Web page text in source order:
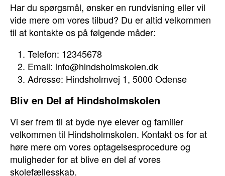
Har du spørgsmål, ønsker en rundvisning eller vil
vide mere om vores tilbud? Du er altid velkommen
til at kontakte os på følgende måder:
Telefon: 12345678
Email: info@hindsholmskolen.dk
Adresse: Hindsholmvej 1, 5000 Odense
Bliv en Del af Hindsholmskolen
Vi ser frem til at byde nye elever og familier
velkommen til Hindsholmskolen. Kontakt os for at
høre mere om vores optagelsesprocedure og
muligheder for at blive en del af vores
skolefællesskab.